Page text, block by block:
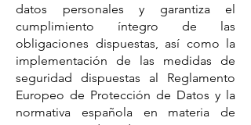
datos personales y garantiza el
cumplimiento íntegro de las
obligaciones dispuestas, así como la
implementación de las medidas de
seguridad dispuestas al Reglamento
Europeo de Protección de Datos y la
normativa española en materia de